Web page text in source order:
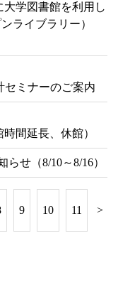
大学図書館を利用し
ライブラリー）
セミナーのご案内
間延長、休館）
らせ（8/10～8/16）
9 10 11 12
>